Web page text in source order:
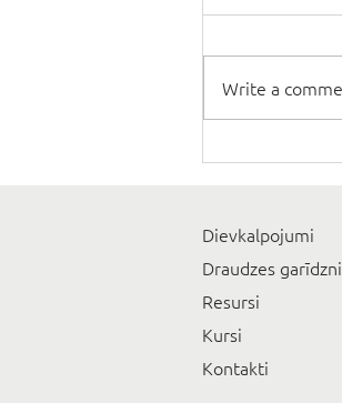
Write a
Dievkalpojumi
Draudzes
Resursi
Kursi
Kontakti